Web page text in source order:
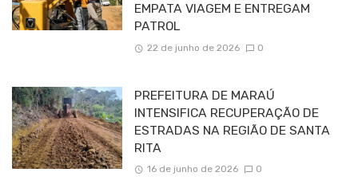
EMPATA VIAGEM E ENTREGAM
PATROL
22 de junho de 2026 0
PREFEITURA DE MARAÚ
INTENSIFICA RECUPERAÇÃO DE
ESTRADAS NA REGIÃO DE SANTA
RITA
16 de junho de 2026 0